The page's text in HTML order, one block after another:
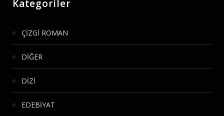
Kategoriler
ÇİZGİ ROMAN
DİĞER
DİZİ
EDEBİYAT